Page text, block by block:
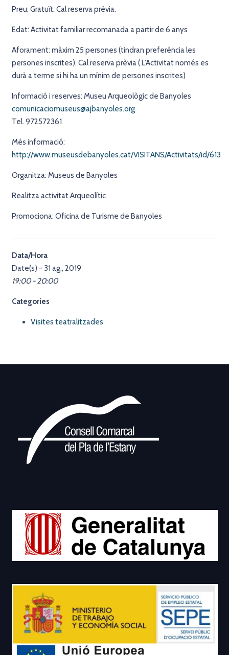
Preu: Gratuït. Cal reserva prèvia.
Edat: Activitat familiar recomanada a partir de 6 anys
Aforament: màxim 25 persones (tindran preferència les
persones inscrites). Cal reserva prèvia ( L’Activitat només es
durà a terme si hi ha un mínim de persones inscrites)
Informació i reserves: Museu Arqueològic de Banyoles
comunicaciomuseus@ajbanyoles.org
Tel. 972572361
Més informació:
http://www.museusdebanyoles.cat/VISITANS/Activitats/id/613
Organitza: Museus de Banyoles
Realitza activitat Arqueolític
Promociona: Oficina de Turisme de Banyoles
Data/Hora
Date(s) - 31 ag., 2019
19:00 - 20:00
Categories
Visites teatralitzades